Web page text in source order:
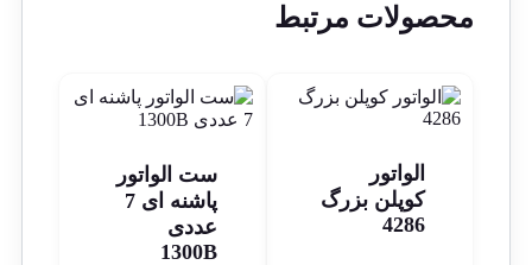
محصولات مرتبط
الواتور
کوپلن بزرگ
4286
ست الواتور
پاشنه ای 7
عددی
1300B